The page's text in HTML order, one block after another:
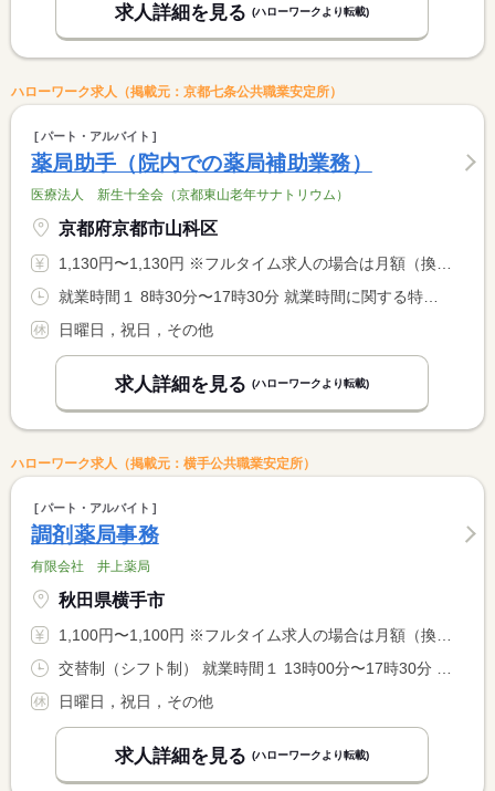
求人詳細を見る (ハローワークより転載)
ハローワーク求人（掲載元：京都七条公共職業安定所）
パート・アルバイト
薬局助手（院内での薬局補助業務）
医療法人 新生十全会（京都東山老年サナトリウム）
京都府京都市山科区
1,130円〜1,130円 ※フルタイム求人の場合は月額（換算額）、パート求人の場合は時間額を表示しています。
日曜日，祝日，その他
求人詳細を見る (ハローワークより転載)
ハローワーク求人（掲載元：横手公共職業安定所）
パート・アルバイト
調剤薬局事務
有限会社 井上薬局
秋田県横手市
1,100円〜1,100円 ※フルタイム求人の場合は月額（換算額）、パート求人の場合は時間額を表示しています。
日曜日，祝日，その他
求人詳細を見る (ハローワークより転載)